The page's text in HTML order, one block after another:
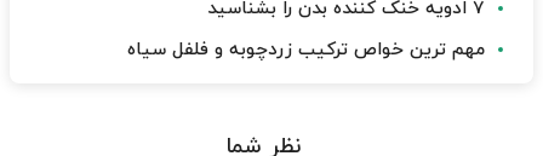
۷ ادویه خنک کننده بدن را بشناسید
مهم ترین خواص ترکیب زردچوبه و فلفل سیاه
نظر شما